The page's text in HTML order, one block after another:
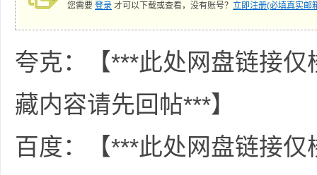
您需要 登录 才可以下载或查看，没有账号？ 立即注册(必填真实邮
夸克：【***此处网盘链接
藏内容请先回帖***】
百度：【***此处网盘链接